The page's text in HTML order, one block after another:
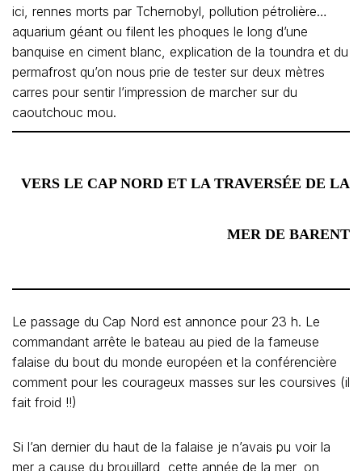
ici, rennes morts par Tchernobyl, pollution pétrolière…
aquarium géant ou filent les phoques le long d’une
banquise en ciment blanc, explication de la toundra et du
permafrost qu’on nous prie de tester sur deux mètres
carres pour sentir l’impression de marcher sur du
caoutchouc mou.
VERS LE CAP NORD ET LA TRAVERSÉE DE LA
MER DE BARENT
Le passage du Cap Nord est annonce pour 23 h. Le
commandant arrête le bateau au pied de la fameuse
falaise du bout du monde européen et la conférencière
comment pour les courageux masses sur les coursives (il
fait froid !!)
Si l’an dernier du haut de la falaise je n’avais pu voir la
mer a cause du brouillard, cette année de la mer, on